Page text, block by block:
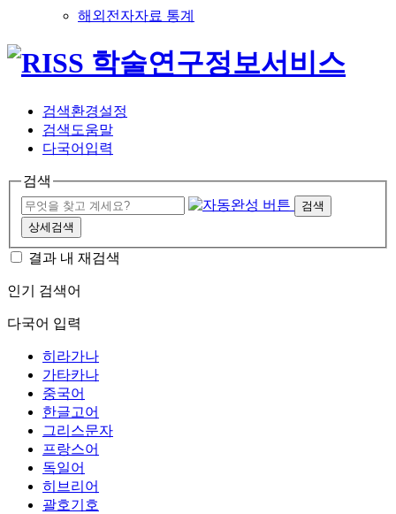
해외전자자료 통계
검색환경설정
검색도움말
다국어입력
검색
검색
상세검색
결과 내 재검색
인기 검색어
다국어 입력
히라가나
가타카나
중국어
한글고어
그리스문자
프랑스어
독일어
히브리어
괄호기호